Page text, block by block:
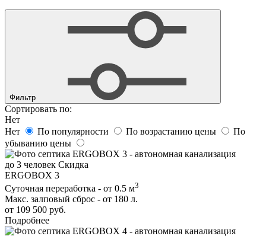
Фильтр
Сортировать по:
Нет
Нет
По популярности По возрастанию цены
По
убыванию цены
до 3 человек Скидка
ERGOBOX 3
Суточная переработка - от 0.5 м3
Макс. залповый сброс - от 180 л.
от 109 500 руб.
Подробнее